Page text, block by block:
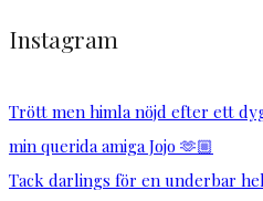
Instagram
Trött men himla nöjd efter ett
min querida amiga Jojo 🫶🏼
Tack darlings för en underbar